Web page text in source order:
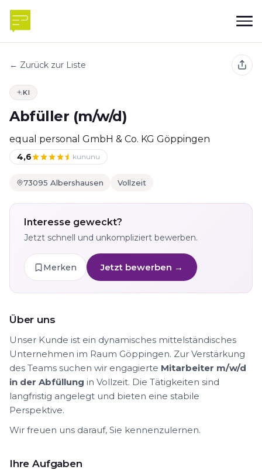
← Zurück zur Liste
KI
Abfüller (m/w/d)
equal personal GmbH & Co. KG Göppingen
4,6 kununu
73095 Albershausen Vollzeit
Interesse geweckt?
Jetzt schnell und unkompliziert bewerben.
Merken Jetzt bewerben →
Über uns
Unser Kunde ist ein dynamisches mittelständisches
Unternehmen im Raum Göppingen. Zur Verstärkung
des Teams suchen wir engagierte Mitarbeiter m/w/d
in der Abfüllung in Vollzeit. Die Tätigkeiten sind
langfristig angelegt und bieten eine stabile
Perspektive.
Wir freuen uns darauf, Sie kennenzulernen.
Ihre Aufgaben